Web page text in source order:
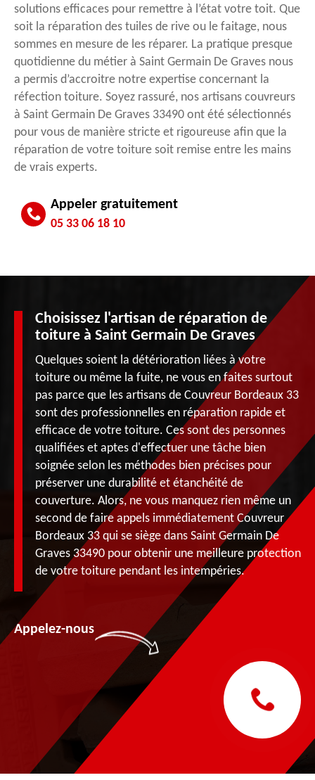
solutions efficaces pour remettre à l’état votre toit. Que
soit la réparation des tuiles de rive ou le faitage, nous
sommes en mesure de les réparer. La pratique presque
quotidienne du métier à Saint Germain De Graves nous
a permis d’accroitre notre expertise concernant la
réfection toiture. Soyez rassuré, nos artisans couvreurs
à Saint Germain De Graves 33490 ont été sélectionnés
pour vous de manière stricte et rigoureuse afin que la
réparation de votre toiture soit remise entre les mains
de vrais experts.
Appeler gratuitement
05 33 06 18 10
Choisissez l'artisan de réparation de
toiture à Saint Germain De Graves
Quelques soient la détérioration liées à votre
toiture ou même la fuite, ne vous en faites surtout
pas parce que les artisans de Couvreur Bordeaux 33
sont des professionnelles en réparation rapide et
efficace de votre toiture. Ces sont des personnes
qualifiées et aptes d'effectuer une tâche bien
soignée selon les méthodes bien précises pour
préserver une durabilité et étanchéité de
couverture. Alors, ne vous manquez rien même un
second de faire appels immédiatement Couvreur
Bordeaux 33 qui se siège dans Saint Germain De
Graves 33490 pour obtenir une meilleure protection
de votre toiture pendant les intempéries.
Appelez-nous